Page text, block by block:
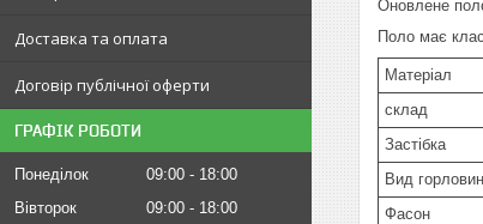
Доставка та оплата
Договір публічної оферти
ГРАФІК РОБОТИ
Понеділок 09:00
18:00
Вівторок
09:00
18:00
Оновлене
Поло має
Матеріал
склад
Застібка
Вид
Фасон